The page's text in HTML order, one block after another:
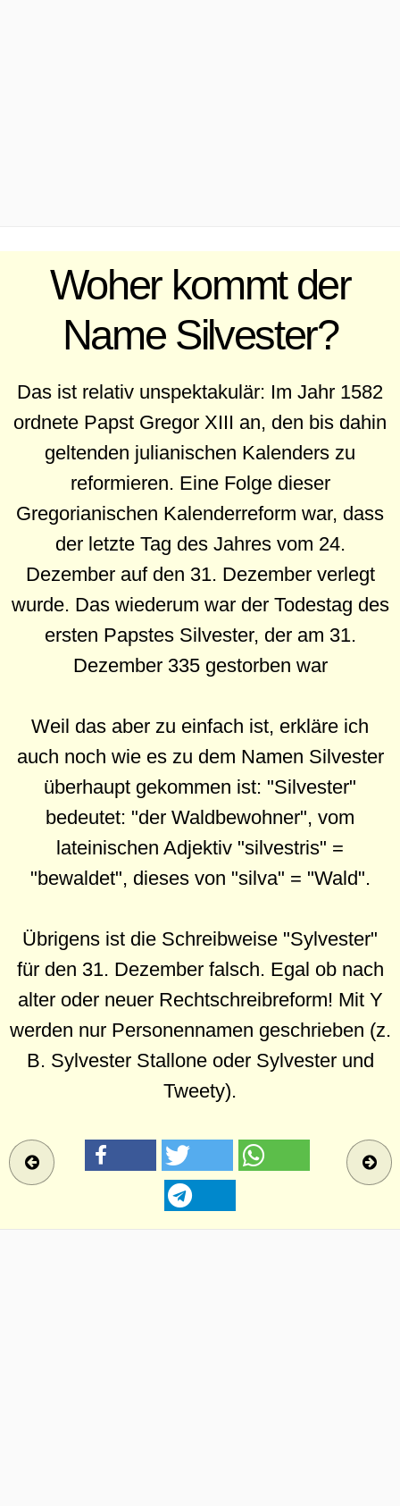
Woher kommt der
Name Silvester?
Das ist relativ unspektakulär: Im Jahr 1582
ordnete Papst Gregor XIII an, den bis dahin
geltenden julianischen Kalenders zu
reformieren. Eine Folge dieser
Gregorianischen Kalenderreform war, dass
der letzte Tag des Jahres vom 24.
Dezember auf den 31. Dezember verlegt
wurde. Das wiederum war der Todestag des
ersten Papstes Silvester, der am 31.
Dezember 335 gestorben war
Weil das aber zu einfach ist, erkläre ich
auch noch wie es zu dem Namen Silvester
überhaupt gekommen ist: "Silvester"
bedeutet: "der Waldbewohner", vom
lateinischen Adjektiv "silvestris" =
"bewaldet", dieses von "silva" = "Wald".
Übrigens ist die Schreibweise "Sylvester"
für den 31. Dezember falsch. Egal ob nach
alter oder neuer Rechtschreibreform! Mit Y
werden nur Personennamen geschrieben (z.
B. Sylvester Stallone oder Sylvester und
Tweety).